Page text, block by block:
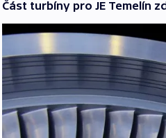
Část turbíny pro JE Temelín